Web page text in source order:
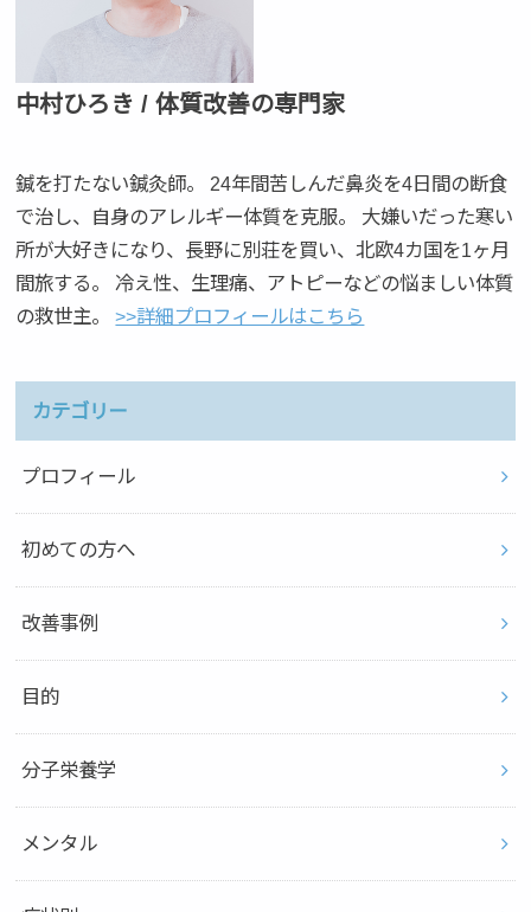
中村ひろき / 体質改善の専門家
鍼を打たない鍼灸師。 24年間苦しんだ鼻炎を4日間の断食
で治し、自身のアレルギー体質を克服。 大嫌いだった寒い
所が大好きになり、長野に別荘を買い、北欧4カ国を1ヶ月
間旅する。 冷え性、生理痛、アトピーなどの悩ましい体質
の救世主。>>詳細プロフィールはこちら
カテゴリー
プロフィール
初めての方へ
改善事例
目的
分子栄養学
メンタル